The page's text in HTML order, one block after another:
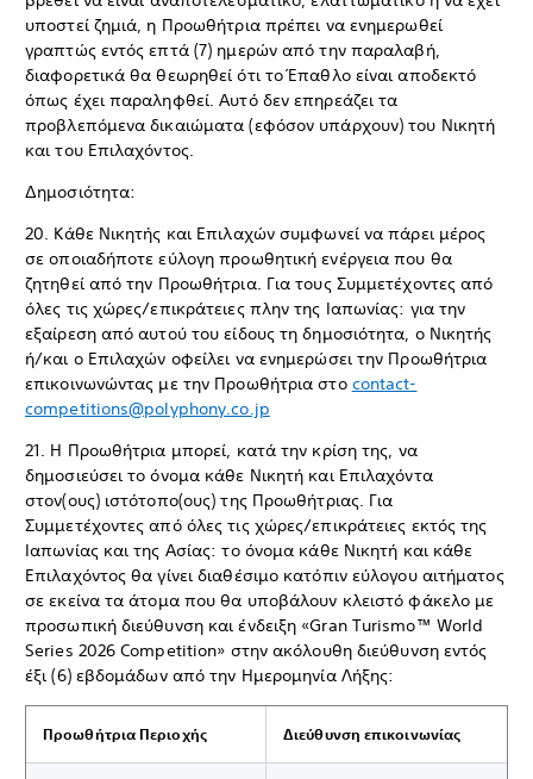
υποστεί ζημιά, η Προωθήτρια πρέπει να ενημερωθεί
γραπτώς εντός επτά (7) ημερών από την παραλαβή,
διαφορετικά θα θεωρηθεί ότι το Έπαθλο είναι αποδεκτό
όπως έχει παραληφθεί. Αυτό δεν επηρεάζει τα
προβλεπόμενα δικαιώματα (εφόσον υπάρχουν) του Νικητή
και του Επιλαχόντος.
Δημοσιότητα:
20. Κάθε Νικητής και Επιλαχών συμφωνεί να πάρει μέρος
σε οποιαδήποτε εύλογη προωθητική ενέργεια που θα
ζητηθεί από την Προωθήτρια. Για τους Συμμετέχοντες από
όλες τις χώρες/επικράτειες πλην της Ιαπωνίας: για την
εξαίρεση από αυτού του είδους τη δημοσιότητα, ο Νικητής
ή/και ο Επιλαχών οφείλει να ενημερώσει την Προωθήτρια
επικοινωνώντας με την Προωθήτρια στο contact-
competitions@polyphony.co.jp
21. Η Προωθήτρια μπορεί, κατά την κρίση της, να
δημοσιεύσει το όνομα κάθε Νικητή και Επιλαχόντα
στον(ους) ιστότοπο(ους) της Προωθήτριας. Για
Συμμετέχοντες από όλες τις χώρες/επικράτειες εκτός της
Ιαπωνίας και της Ασίας: το όνομα κάθε Νικητή και κάθε
Επιλαχόντος θα γίνει διαθέσιμο κατόπιν εύλογου αιτήματος
σε εκείνα τα άτομα που θα υποβάλουν κλειστό φάκελο με
προσωπική διεύθυνση και ένδειξη «Gran Turismo™ World
Series 2026 Competition» στην ακόλουθη διεύθυνση εντός
έξι (6) εβδομάδων από την Ημερομηνία Λήξης:
Προωθήτρια Περιοχής Διεύθυνση επικοινωνίας